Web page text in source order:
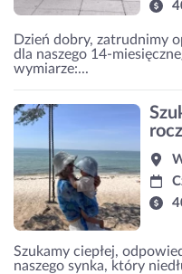
Dzień dobry, zatrudnimy
dla naszego 14-
wymiarze:...
Szukamy ciepłej,
naszego synka, który